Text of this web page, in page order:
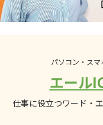
パソコン・ス
エール
仕事に役立つワード・